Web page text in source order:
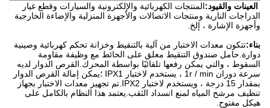
العينات والقيود:المنتجات الكهربائية والإلكترونية والسيارات وقطع غيار
الدراجات النارية ومنتجات الاتصالات والأجهزة المنزلية والإضاءة الخارجية
وأجهزة الإشارة ، إلخ.
بناء:تتكون معدات الاختبار من آلية بالتنقيط وخزانة تحكم كهربائية وصينية
دوارة.حامل صندوق التنقيط معلق على الحائط مع وظيفة مقاومة
السقوط ، والتي يمكن رفعها تلقائيًا بواسطة المحرك.القرص الدوار لديه
سرعة دوران 1r / min ، يستخدم لاختبار IPX1 ؛يمكن إمالة القرص الدوار
بمقدار 15 درجة ، ويستخدم لاختبار IPX2.تم تجهيز معدات الاختبار بجهاز
تنظيف مرشح المياه لمنع انسداد الثقب.يعتمد هذا النظام بالكامل على
هيكل مفتوح.